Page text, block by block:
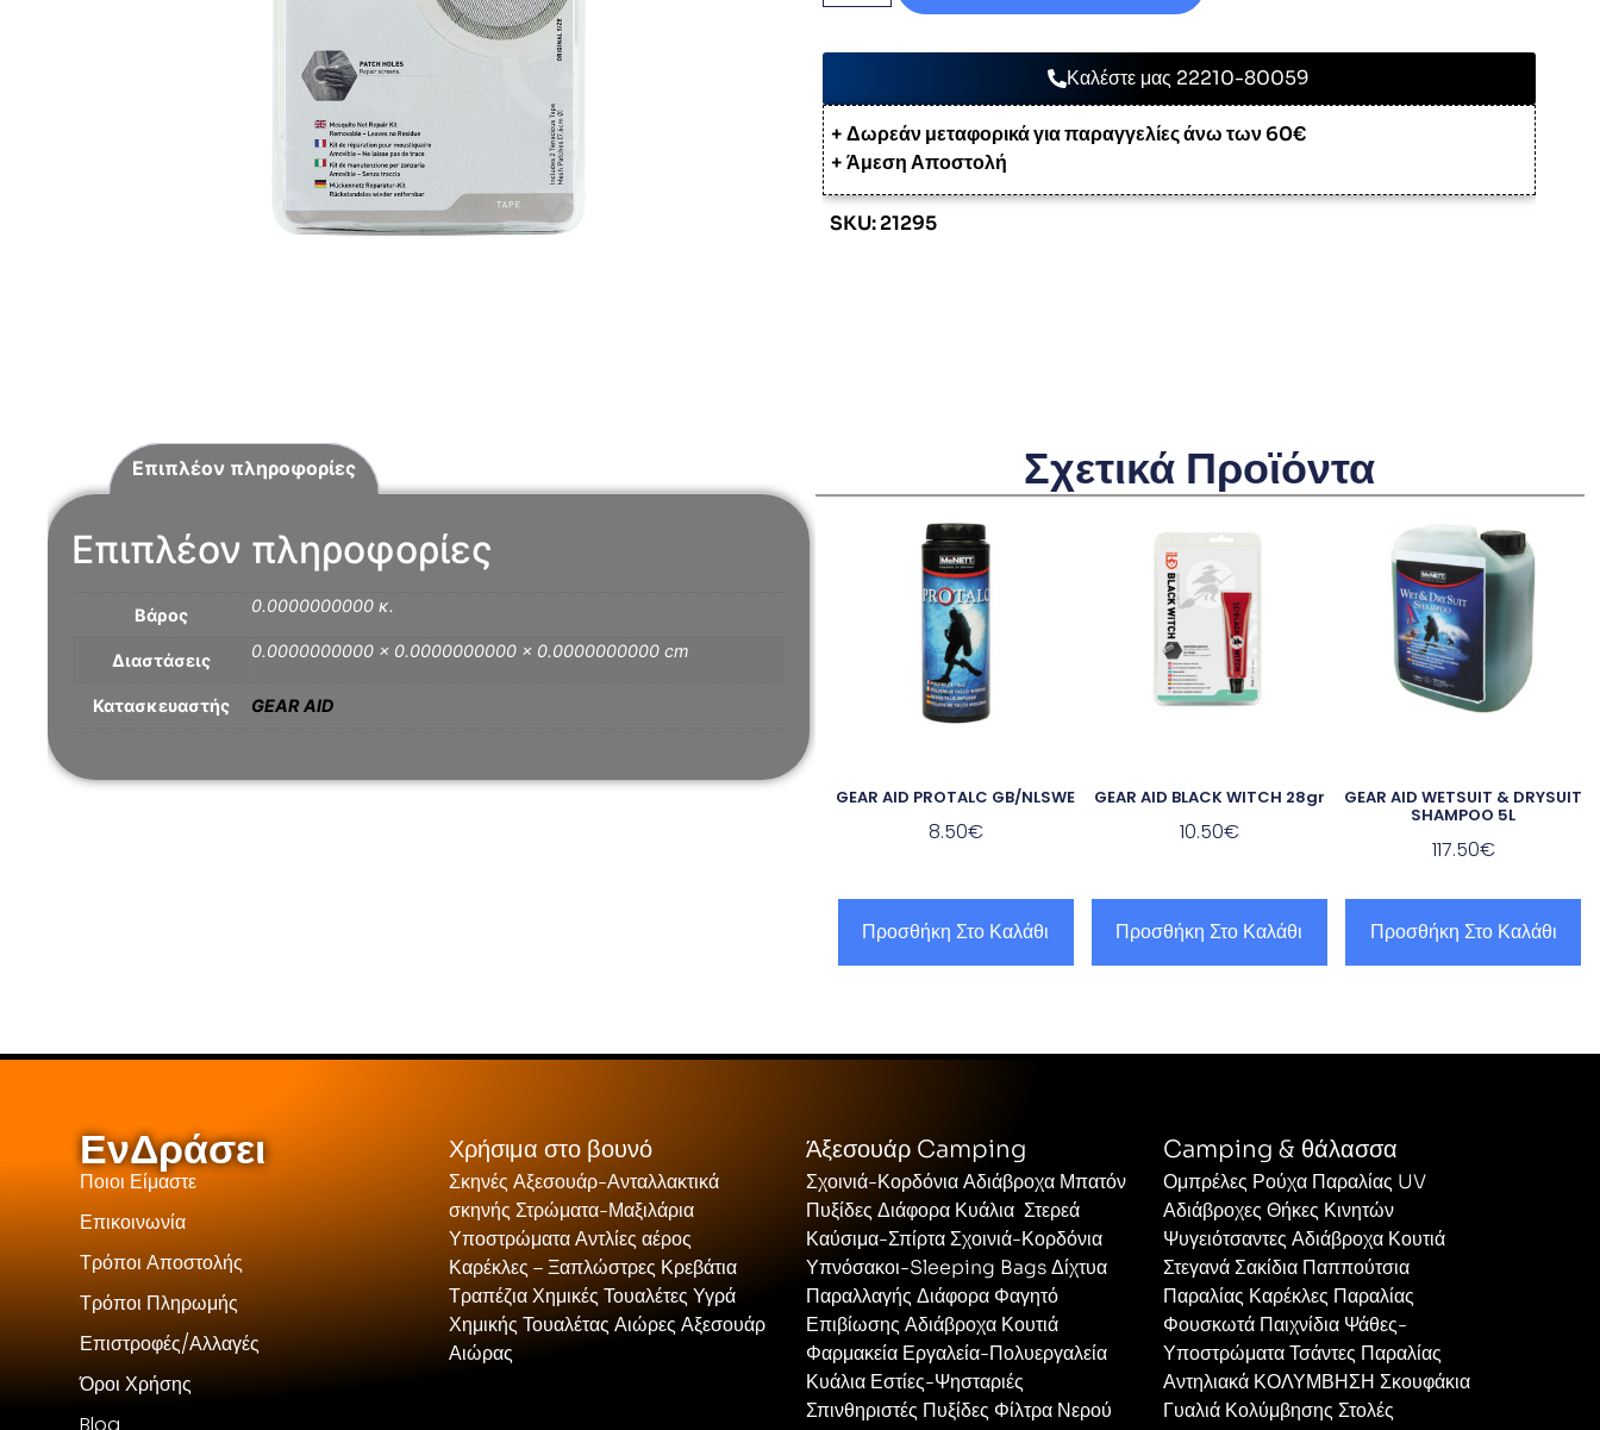
Καλέστε μας 22210-80059
+ Δωρεάν μεταφορικά για παραγγελίες άνω των 60€
+ Άμεση Αποστολή
SKU: 21295
Επιπλέον πληροφορίες
Επιπλέον πληροφορίες
Βάρος 0.0000000000 κ.
Διαστάσεις 0.0000000000 × 0.0000000000 × 0.0000000000 cm
Κατασκευαστής GEAR AID
Σχετικά Προϊόντα
GEAR AID PROTALC GB/NLSWE
8.50€
Προσθήκη Στο Καλάθι
GEAR AID BLACK WITCH 28gr
10.50€
Προσθήκη Στο Καλάθι
GEAR AID WETSUIT & DRYSUIT
SHAMPOO 5L
117.50€
Προσθήκη Στο Καλάθι
ΕνΔράσει
Ποιοι Είμαστε
Επικοινωνία
Τρόποι Αποστολής
Τρόποι Πληρωμής
Επιστροφές/Αλλαγές
Όροι Χρήσης
Blog
Χρήσιμα στο βουνό
Σκηνές Αξεσουάρ-Ανταλλακτικά
σκηνής Στρώματα-Μαξιλάρια
Υποστρώματα Αντλίες αέρος
Καρέκλες – Ξαπλώστρες Κρεβάτια
Τραπέζια Χημικές Τουαλέτες Υγρά
Χημικής Τουαλέτας Αιώρες Αξεσουάρ
Αιώρας
Άξεσουάρ Camping
Σχοινιά-Κορδόνια Αδιάβροχα Μπατόν
Πυξίδες Διάφορα Κυάλια Στερεά
Καύσιμα-Σπίρτα Σχοινιά-Κορδόνια
Υπνόσακοι-Sleeping Bags Δίχτυα
Παραλλαγής Διάφορα Φαγητό
Επιβίωσης Αδιάβροχα Κουτιά
Φαρμακεία Εργαλεία-Πολυεργαλεία
Κυάλια Εστίες-Ψησταριές
Σπινθηριστές Πυξίδες Φίλτρα Νερού
Camping & θάλασσα
Ομπρέλες Ρούχα Παραλίας UV
Αδιάβροχες Θήκες Κινητών
Ψυγειότσαντες Αδιάβροχα Κουτιά
Στεγανά Σακίδια Παππούτσια
Παραλίας Καρέκλες Παραλίας
Φουσκωτά Παιχνίδια Ψάθες-
Υποστρώματα Τσάντες Παραλίας
Αντηλιακά ΚΟΛΥΜΒΗΣΗ Σκουφάκια
Γυαλιά Κολύμβησης Στολές